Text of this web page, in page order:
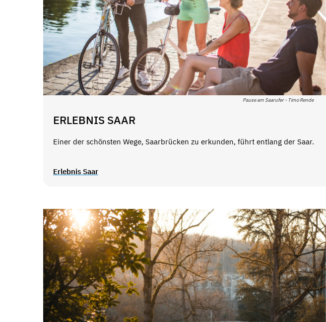
Pause am Saarufer - Timo Rende
ERLEBNIS SAAR
Einer der schönsten Wege, Saarbrücken zu erkunden, führt entlang der Saar.
Erlebnis Saar